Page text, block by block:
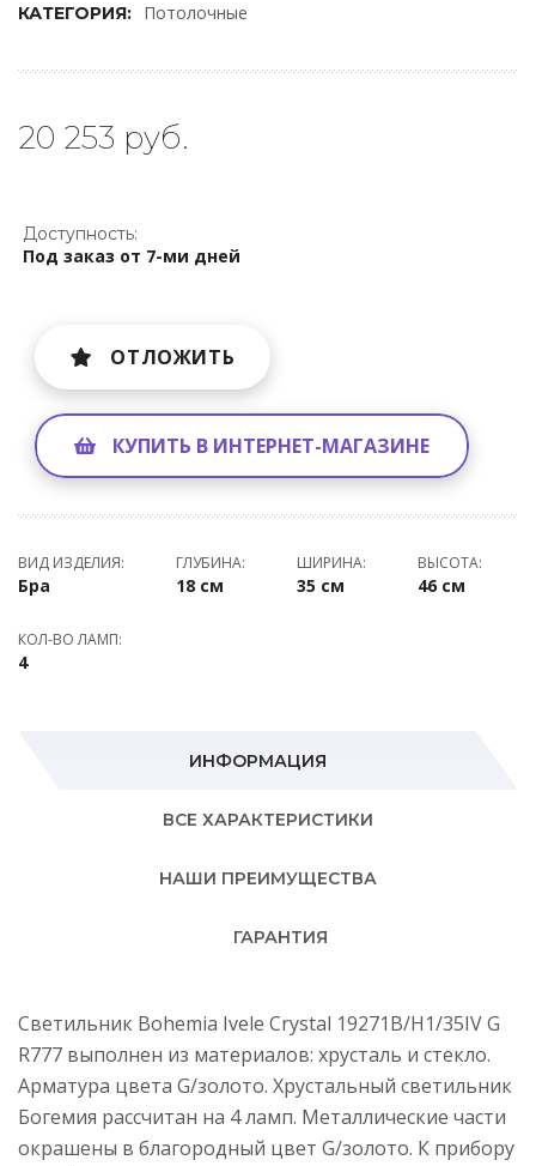
КАТЕГОРИЯ: Потолочные
20 253 руб.
Доступность:
Под заказ от 7-ми дней
ОТЛОЖИТЬ
КУПИТЬ В ИНТЕРНЕТ-МАГАЗИНЕ
ВИД ИЗДЕЛИЯ:
Бра
ГЛУБИНА:
18 см
ШИРИНА:
35 см
ВЫСОТА:
46 см
КОЛ-ВО ЛАМП:
4
ИНФОРМАЦИЯ
ВСЕ ХАРАКТЕРИСТИКИ
НАШИ ПРЕИМУЩЕСТВА
ГАРАНТИЯ
Светильник Bohemia Ivele Crystal 19271B/H1/35IV G
R777 выполнен из материалов: хрусталь и стекло.
Арматура цвета G/золото. Хрустальный светильник
Богемия рассчитан на 4 ламп. Металлические части
окрашены в благородный цвет G/золото. К прибору